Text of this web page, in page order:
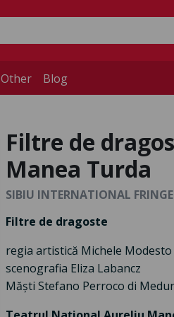
Other Blog
Filtre de
Manea Turda
SIBIU INTERNATIONAL
Filtre de dragoste
regia artistică Michele Modesto
scenografia Eliza Labancz
Măști Stefano Perroco di